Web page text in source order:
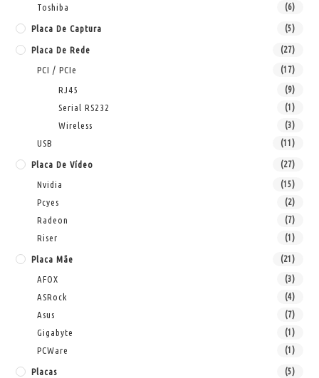
Toshiba (6)
Placa De Captura (5)
Placa De Rede (27)
PCI / PCIe (17)
RJ45 (9)
Serial RS232 (1)
Wireless (3)
USB (11)
Placa De Vídeo (27)
Nvidia (15)
Pcyes (2)
Radeon (7)
Riser (1)
Placa Mãe (21)
AFOX (3)
ASRock (4)
Asus (7)
Gigabyte (1)
PCWare (1)
Placas (5)